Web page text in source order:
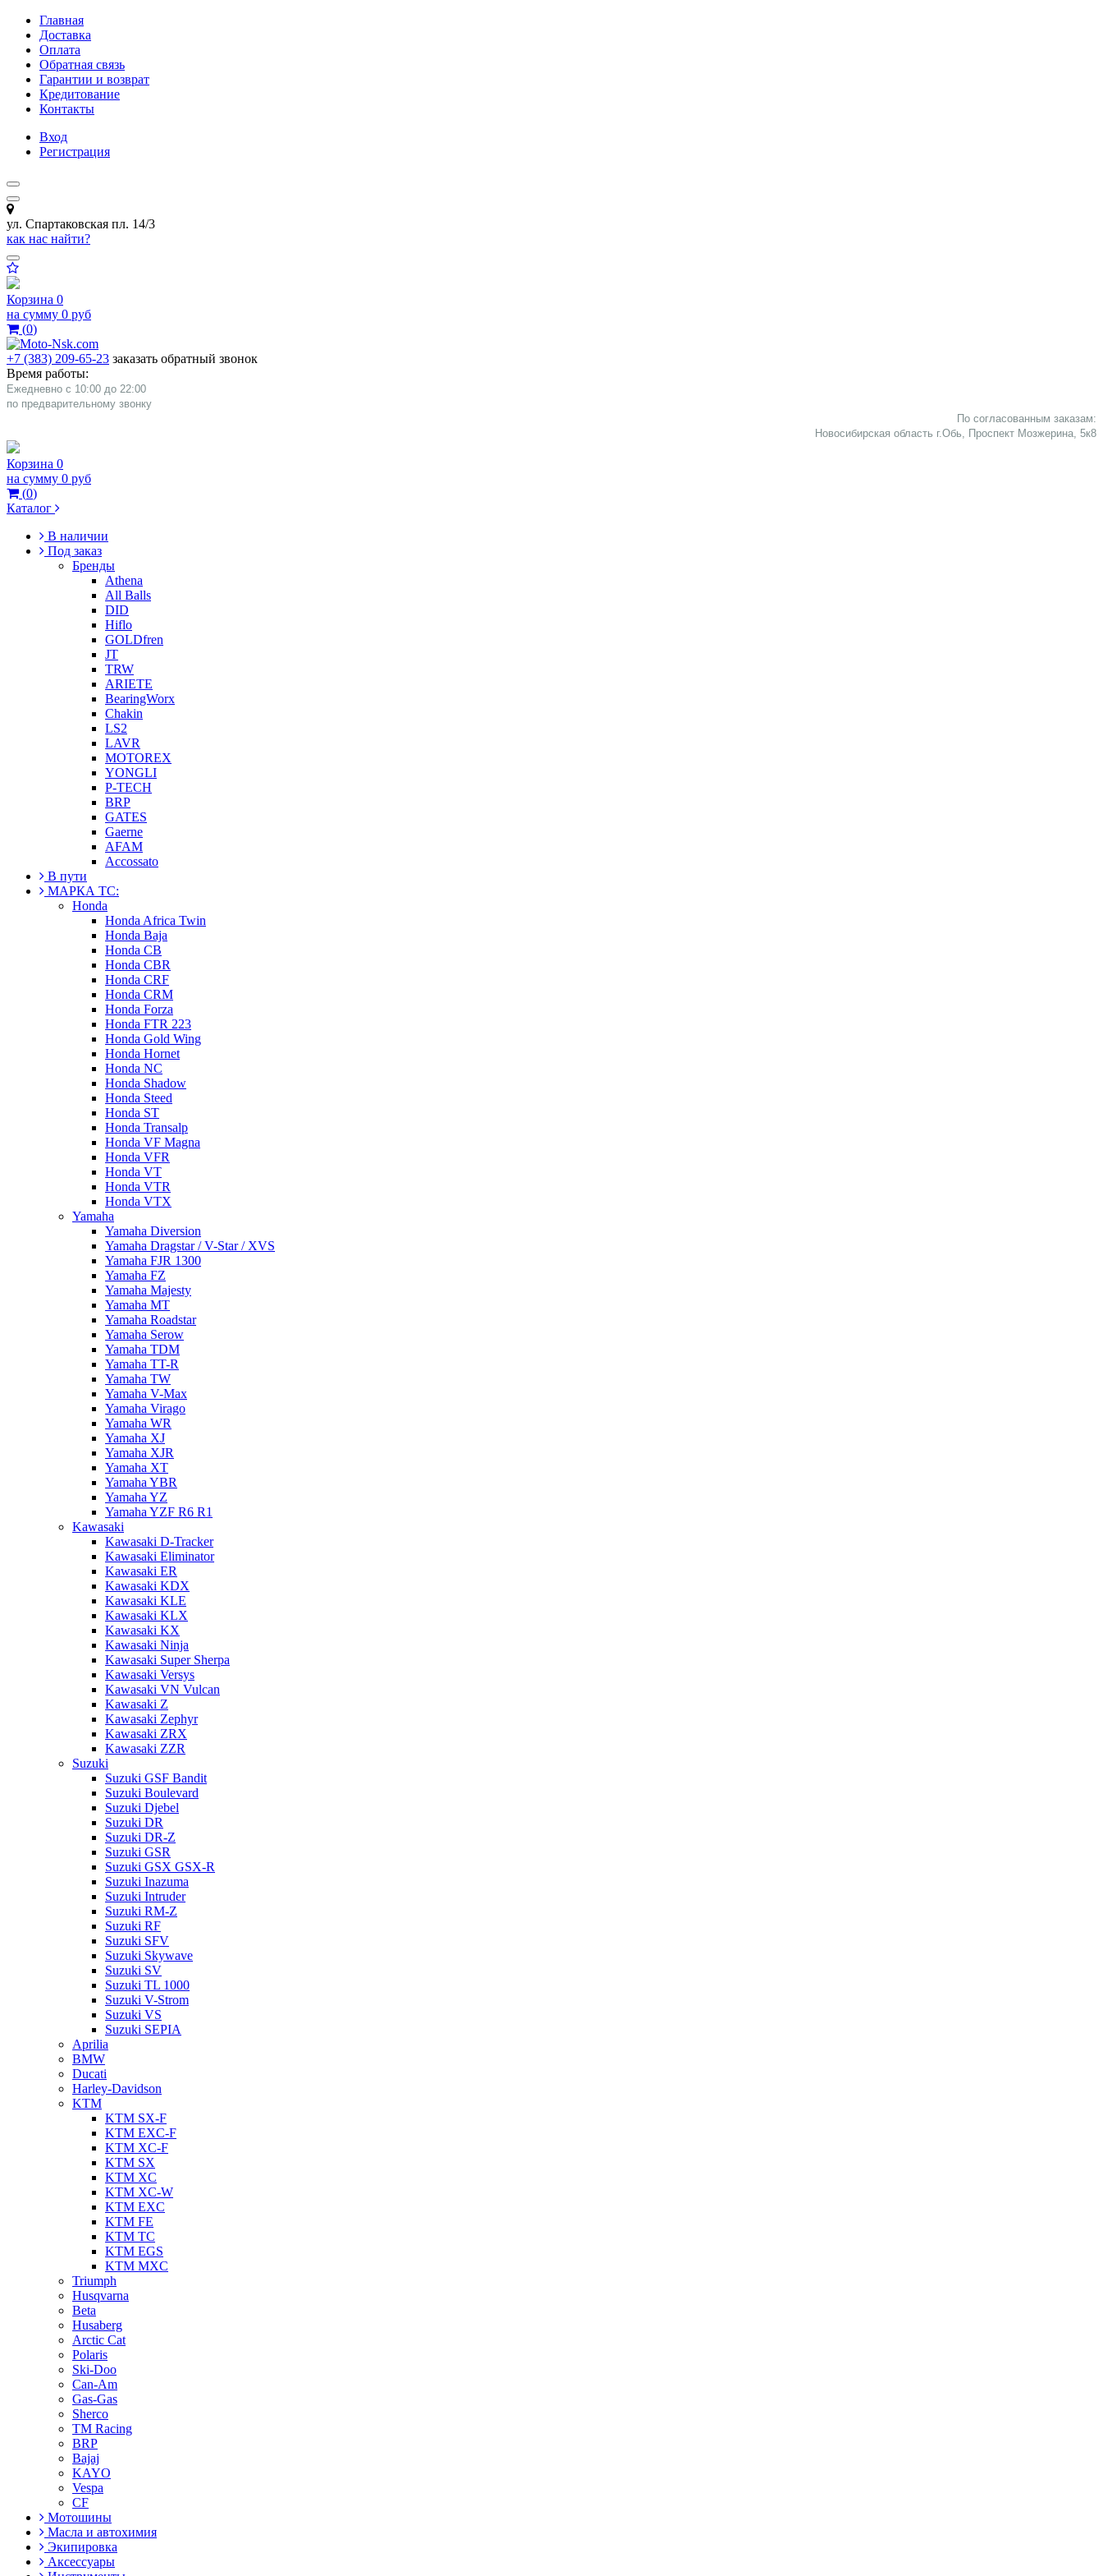
Главная
Доставка
Оплата
Обратная связь
Гарантии и возврат
Кредитование
Контакты
Вход
Регистрация
ул. Спартаковская пл. 14/3
как нас найти?
Корзина 0
на сумму 0 руб
(0)
+7 (383) 209-65-23 заказать обратный звонок
Время работы:
Ежедневно с 10:00 до 22:00
​по предварительному звонку
По согласованным заказам:
Новосибирская область г.Обь, Проспект Мозжерина, 5к8​
Корзина 0
на сумму 0 руб
(0)
Каталог
В наличии
Под заказ
Бренды
Athena
All Balls
DID
Hiflo
GOLDfren
JT
TRW
ARIETE
BearingWorx
Chakin
LS2
LAVR
MOTOREX
YONGLI
P-TECH
BRP
GATES
Gaerne
AFAM
Accossato
В пути
МАРКА ТС:
Honda
Honda Africa Twin
Honda Baja
Honda CB
Honda CBR
Honda CRF
Honda CRM
Honda Forza
Honda FTR 223
Honda Gold Wing
Honda Hornet
Honda NC
Honda Shadow
Honda Steed
Honda ST
Honda Transalp
Honda VF Magna
Honda VFR
Honda VT
Honda VTR
Honda VTX
Yamaha
Yamaha Diversion
Yamaha Dragstar / V-Star / XVS
Yamaha FJR 1300
Yamaha FZ
Yamaha Majesty
Yamaha MT
Yamaha Roadstar
Yamaha Serow
Yamaha TDM
Yamaha TT-R
Yamaha TW
Yamaha V-Max
Yamaha Virago
Yamaha WR
Yamaha XJ
Yamaha XJR
Yamaha XT
Yamaha YBR
Yamaha YZ
Yamaha YZF R6 R1
Kawasaki
Kawasaki D-Tracker
Kawasaki Eliminator
Kawasaki ER
Kawasaki KDX
Kawasaki KLE
Kawasaki KLX
Kawasaki KX
Kawasaki Ninja
Kawasaki Super Sherpa
Kawasaki Versys
Kawasaki VN Vulcan
Kawasaki Z
Kawasaki Zephyr
Kawasaki ZRX
Kawasaki ZZR
Suzuki
Suzuki GSF Bandit
Suzuki Boulevard
Suzuki Djebel
Suzuki DR
Suzuki DR-Z
Suzuki GSR
Suzuki GSX GSX-R
Suzuki Inazuma
Suzuki Intruder
Suzuki RM-Z
Suzuki RF
Suzuki SFV
Suzuki Skywave
Suzuki SV
Suzuki TL 1000
Suzuki V-Strom
Suzuki VS
Suzuki SEPIA
Aprilia
BMW
Ducati
Harley-Davidson
KTM
KTM SX-F
KTM EXC-F
KTM XC-F
KTM SX
KTM XC
KTM XC-W
KTM EXC
KTM FE
KTM TC
KTM EGS
KTM MXC
Triumph
Husqvarna
Beta
Husaberg
Arctic Cat
Polaris
Ski-Doo
Can-Am
Gas-Gas
Sherco
TM Racing
BRP
Bajaj
KAYO
Vespa
CF
Мотошины
Масла и автохимия
Экипировка
Аксессуары